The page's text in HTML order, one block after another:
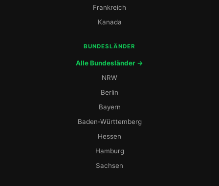
Frankreich
Kanada
BUNDESLÄNDER
Alle Bundesländer →
NRW
Berlin
Bayern
Baden-Württemberg
Hessen
Hamburg
Sachsen